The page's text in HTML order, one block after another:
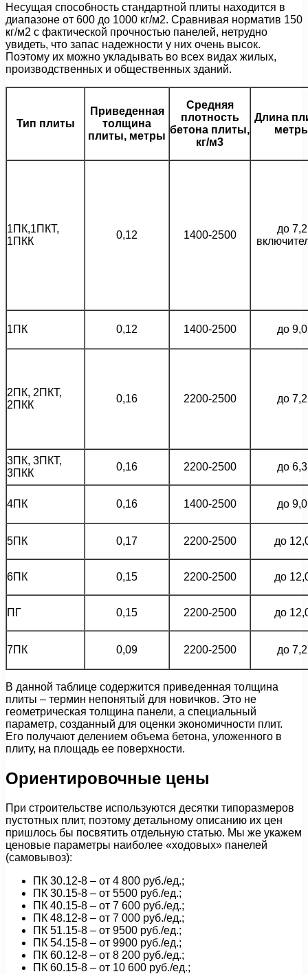
Несущая способность стандартной плиты находится в
диапазоне от 600 до 1000 кг/м2. Сравнивая норматив 150
кг/м2 с фактической прочностью панелей, нетрудно
увидеть, что запас надежности у них очень высок.
Поэтому их можно укладывать во всех видах жилых,
производственных и общественных зданий.
Тип плиты
Приведенная
толщина
плиты, метры
Средняя
плотность
бетона плиты,
кг/м3
Длина
1ПК,1ПКТ,
1ПКК
0,12 1400-2500
до 7,2
1ПК 0,12 1400-2500 до 9,0
2ПК, 2ПКТ,
2ПКК
0,16 2200-2500 до 7,2
3ПК, 3ПКТ,
3ПКК
0,16 2200-2500 до 6,3
4ПК 0,16 1400-2500 до 9,0
5ПК 0,17 2200-2500 до
6ПК 0,15 2200-2500 до
ПГ 0,15 2200-2500 до
7ПК 0,09 2200-2500 до 7,2
В данной таблице содержится приведенная толщина
плиты – термин непонятый для новичков. Это не
геометрическая толщина панели, а специальный
параметр, созданный для оценки экономичности плит.
Его получают делением объема бетона, уложенного в
плиту, на площадь ее поверхности.
Ориентировочные цены
При строительстве используются десятки типоразмеров
пустотных плит, поэтому детальному описанию их цен
пришлось бы посвятить отдельную статью. Мы же укажем
ценовые параметры наиболее «ходовых» панелей
(самовывоз):
ПК 30.12-8 – от 4 800 руб./ед.;
ПК 30.15-8 – от 5500 руб./ед.;
ПК 40.15-8 – от 7 600 руб./ед.;
ПК 48.12-8 – от 7 000 руб./ед.;
ПК 51.15-8 – от 9500 руб./ед.;
ПК 54.15-8 – от 9900 руб./ед.;
ПК 60.12-8 – от 8 200 руб./ед.;
ПК 60.15-8 – от 10 600 руб./ед.;